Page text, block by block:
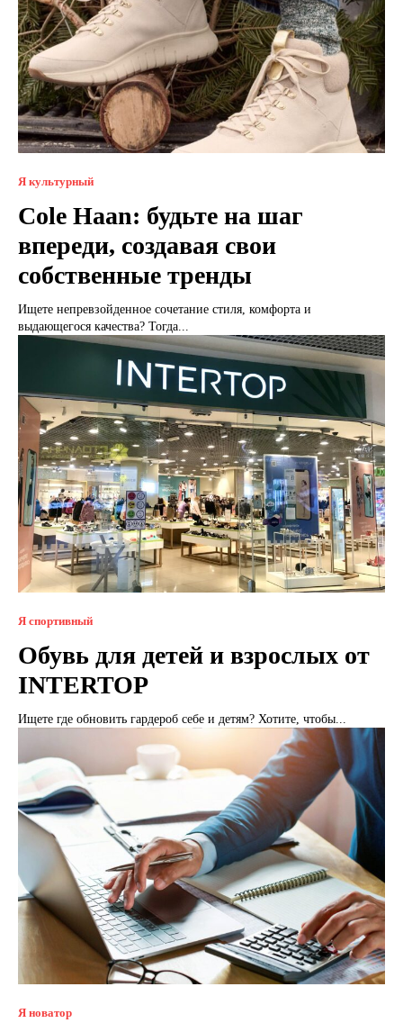
Я культурный
Cole Haan: будьте на шаг
впереди, создавая свои
собственные тренды
Ищете непревзойденное сочетание стиля, комфорта и
выдающегося качества? Тогда...
Я спортивный
Обувь для детей и взрослых от
INTERTOP
Ищете где обновить гардероб себе и детям? Хотите, чтобы...
Я новатор